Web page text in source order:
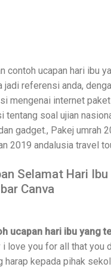
contoh ucapan hari ibu
jadi referensi anda,
mengenai internet
tentang soal ujian
gadget., Pakej umrah
2019 andalusia travel
Selamat Hari
Canva
ucapan hari ibu yang
i love you for all that you
harap kepada pihak